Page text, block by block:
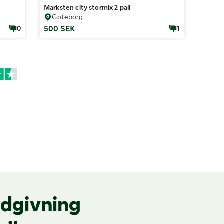
0
Marksten city stormix 2 pall
Göteborg
500 SEK 1